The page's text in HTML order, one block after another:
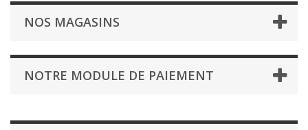
NOS MAGASINS
NOTRE MODULE DE PAIEMENT